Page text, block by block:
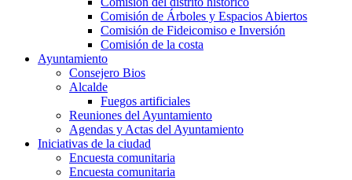
Comisión de Árboles y Espacios Abiertos
Comisión de Fideicomiso e Inversión
Comisión de la costa
Ayuntamiento
Consejero Bios
Alcalde
Fuegos artificiales
Reuniones del Ayuntamiento
Agendas y Actas del Ayuntamiento
Iniciativas de la ciudad
Encuesta comunitaria
Encuesta comunitaria